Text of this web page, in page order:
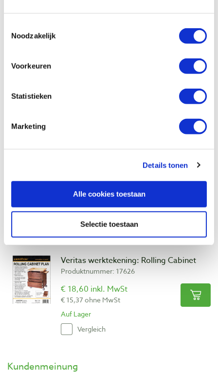
Noodzakelijk
Voorkeuren
Statistieken
Marketing
Details tonen
Alle cookies toestaan
Selectie toestaan
Swanson liniaal aluminium 1000 mm
€ 11,95 inkl. MwSt
Auf Lager
Vergleich
Veritas werktekening: Rolling Cabinet
Produktnummer: 17626
€ 18,60 inkl. MwSt
€ 15,37 ohne MwSt
Auf Lager
Vergleich
Kundenmeinung